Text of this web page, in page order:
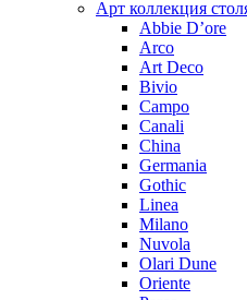
Арт коллекция
Abbie D’ore
Arco
Art Deco
Bivio
Campo
Canali
China
Germania
Gothic
Linea
Milano
Nuvola
Olari Dune
Oriente